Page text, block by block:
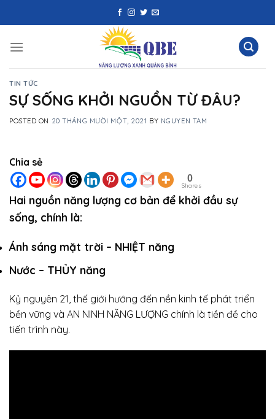
to
TIN TỨC
SỰ SỐNG KHỞI NGUỒN TỪ ĐÂU?
POSTED ON 20 THÁNG MƯỜI MỘT, 2021 BY NGUYEN TAM
Chia sẻ
0
Shares
Hai nguồn năng lượng cơ bản để khởi đầu sự
sống, chính là:
Ánh sáng mặt trời – NHIỆT năng
Nước – THỦY năng
Kỷ nguyên 21, thế giới hướng đến nền kinh tế phát triển
bền vững và AN NINH NĂNG LƯỢNG chính là tiền đề cho
tiến trình này.